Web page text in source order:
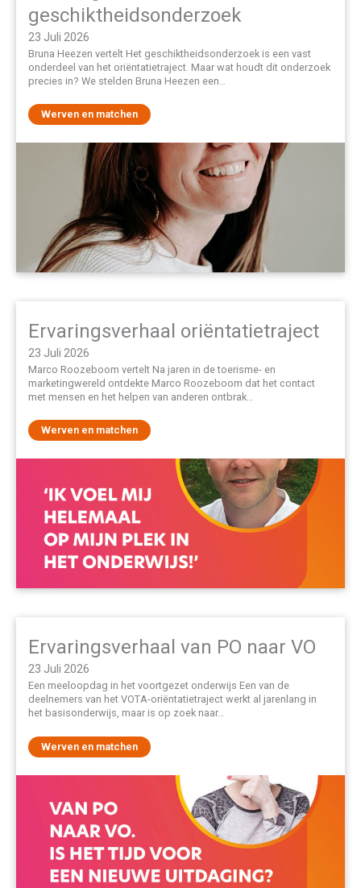
geschiktheidsonderzoek
23 Juli 2026
Bruna Heezen vertelt Het geschiktheidsonderzoek is een vast
onderdeel van het oriëntatietraject. Maar wat houdt dit onderzoek
precies in? We stelden Bruna Heezen een…
Werven en matchen
Ervaringsverhaal oriëntatietraject
23 Juli 2026
Marco Roozeboom vertelt Na jaren in de toerisme- en
marketingwereld ontdekte Marco Roozeboom dat het contact
met mensen en het helpen van anderen ontbrak…
Werven en matchen
Ervaringsverhaal van PO naar VO
23 Juli 2026
Een meeloopdag in het voortgezet onderwijs Een van de
deelnemers van het VOTA-oriëntatietraject werkt al jarenlang in
het basisonderwijs, maar is op zoek naar…
Werven en matchen